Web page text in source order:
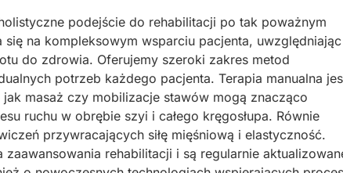
podejście do rehabilitacji po tak poważnym
się na kompleksowym wsparciu pacjenta, uwzględniając
do zdrowia. Oferujemy szeroki zakres metod
potrzeb każdego pacjenta. Terapia manualna
masaż czy mobilizacje stawów mogą znacząco
ruchu w obrębie szyi i całego kręgosłupa. Równie
przywracających siłę mięśniową i elastyczność.
rehabilitacji i są regularnie